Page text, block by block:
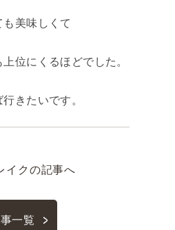
美味しくて
位にくるほどでした。
きたいです。
イク の記事へ
一覧